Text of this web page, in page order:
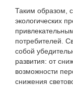
Таким образом,
экологических
потребителей.
собой
развития: от
возможности
снижения